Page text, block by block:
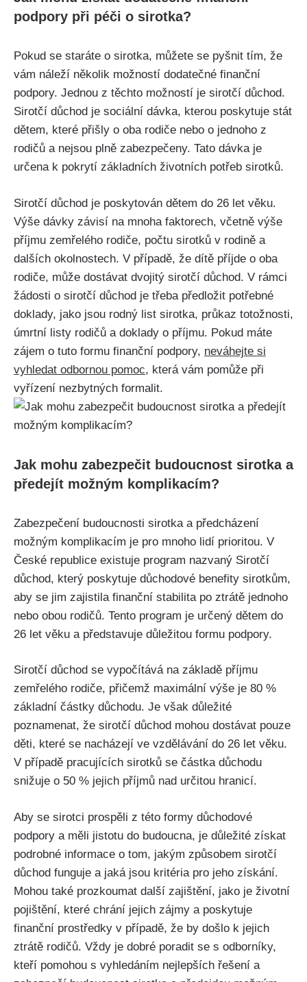
podpory při péči o sirotka?
Pokud se staráte o sirotka, můžete se pyšnit tím, že
vám náleží několik možností dodatečné finanční
podpory. Jednou z těchto možností je sirotčí důchod.
Sirotčí důchod je sociální dávka, kterou poskytuje stát
dětem, které přišly o oba rodiče nebo o jednoho z
rodičů a nejsou plně zabezpečeny. Tato dávka je
určena k pokrytí základních životních potřeb sirotků.
Sirotčí důchod je poskytován dětem do 26 let věku.
Výše dávky závisí na mnoha faktorech, včetně výše
příjmu zemřelého rodiče, počtu sirotků v rodině a
dalších okolnostech. V případě, že dítě příjde o oba
rodiče, může dostávat dvojitý sirotčí důchod. V rámci
žádosti o sirotčí důchod je třeba předložit potřebné
doklady, jako jsou rodný list sirotka, průkaz totožnosti,
úmrtní listy rodičů a doklady o příjmu. Pokud máte
zájem o tuto formu finanční podpory, neváhejte si
vyhledat odbornou pomoc, která vám pomůže při
vyřízení nezbytných formalit.
Jak mohu zabezpečit budoucnost sirotka a
předejít možným komplikacím?
Zabezpečení budoucnosti sirotka a předcházení
možným komplikacím je pro mnoho lidí prioritou. V
České republice existuje program nazvaný Sirotčí
důchod, který poskytuje důchodové benefity sirotkům,
aby se jim zajistila finanční stabilita po ztrátě jednoho
nebo obou rodičů. Tento program je určený dětem do
26 let věku a představuje důležitou formu podpory.
Sirotčí důchod se vypočítává na základě příjmu
zemřelého rodiče, přičemž maximální výše je 80 %
základní částky důchodu. Je však důležité
poznamenat, že sirotčí důchod mohou dostávat pouze
děti, které se nacházejí ve vzdělávání do 26 let věku.
V případě pracujících sirotků se částka důchodu
snižuje o 50 % jejich příjmů nad určitou hranicí.
Aby se sirotci prospěli z této formy důchodové
podpory a měli jistotu do budoucna, je důležité získat
podrobné informace o tom, jakým způsobem sirotčí
důchod funguje a jaká jsou kritéria pro jeho získání.
Mohou také prozkoumat další zajištění, jako je životní
pojištění, které chrání jejich zájmy a poskytuje
finanční prostředky v případě, že by došlo k jejich
ztrátě rodičů. Vždy je dobré poradit se s odborníky,
kteří pomohou s vyhledáním nejlepších řešení a